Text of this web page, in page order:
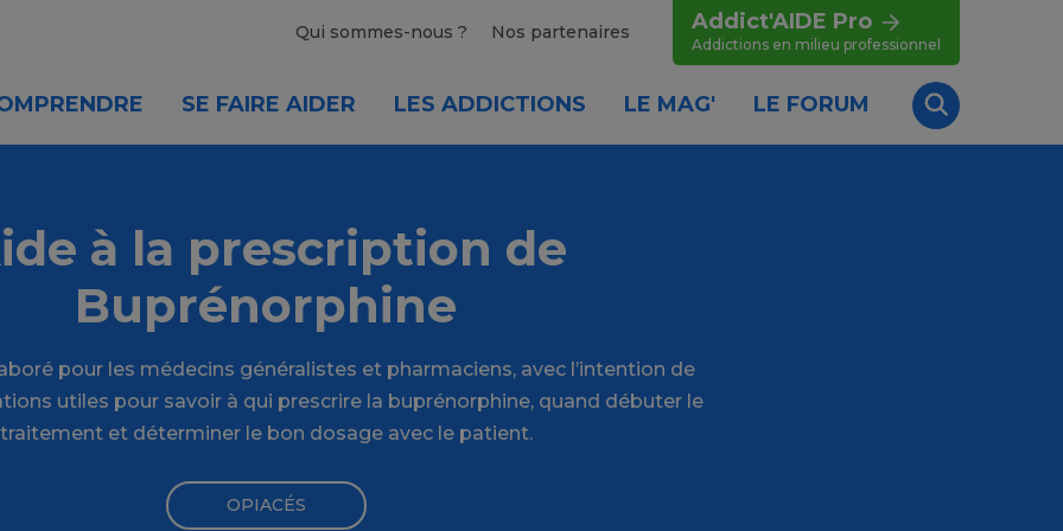
Qui sommes-nous ? Nos partenaires Addict'AIDE Pro
Addictions en milieu professionnel
SE FAIRE AIDER LES ADDICTIONS LE MAG' LE FORUM
Recherche
à la prescription de
Buprénorphine
pour les médecins généralistes et pharmaciens, avec l’intention de
utiles pour savoir à qui prescrire la buprénorphine, quand débuter le
traitement et déterminer le bon dosage avec le patient.
OPIACÉS